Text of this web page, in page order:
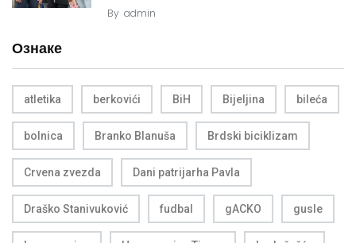
By admin
Ознаке
atletika berkovići BiH Bijeljina bileća
bolnica Branko Blanuša Brdski biciklizam
Crvena zvezda Dani patrijarha Pavla
Draško Stanivuković fudbal gACKO gusle